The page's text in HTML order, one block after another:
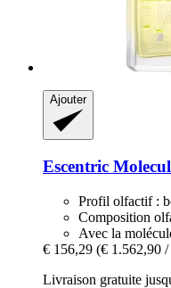
Ajouter
Escentric
Profil olfactif :
Composition
Avec la
€ 156,29 (€ 1.562,90
Livraison gratuite